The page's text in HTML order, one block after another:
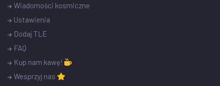
Wiadomości kosmiczne
Ustawienia
Dodaj TLE
FAQ
Kup nam kawę!
Wesprzyj nas